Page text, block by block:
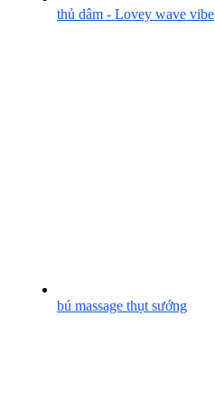
thủ dâm - Lovey wave vibe
bú massage thụt sướng